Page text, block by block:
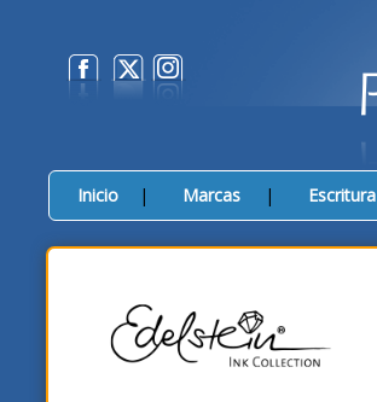
Inicio | Marcas | Escritura